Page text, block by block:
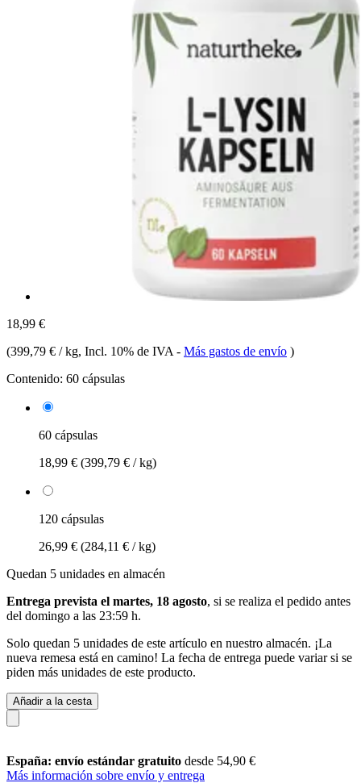
18,99 €
(399,79 € / kg, Incl. 10% de IVA - Más gastos de envío )
Contenido: 60 cápsulas
60 cápsulas
18,99 € (399,79 € / kg)
120 cápsulas
26,99 € (284,11 € / kg)
Quedan 5 unidades en almacén
Entrega prevista el martes, 18 agosto, si se realiza el pedido antes
del domingo a las 23:59 h.
Solo quedan 5 unidades de este artículo en nuestro almacén. ¡La
nueva remesa está en camino! La fecha de entrega puede variar si se
piden más unidades de este producto.
Añadir a la cesta
España: envío estándar gratuito desde 54,90 €
Más información sobre envío y entrega